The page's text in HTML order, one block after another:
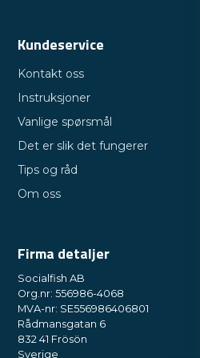
Kundeservice
Kontakt oss
Instruksjoner
Vanlige spørsmål
Det er slik det fungerer
Tips og råd
Om oss
Firma detaljer
Socialfish AB
Org.nr: 556986-4068
MVA-nr: SE556986406801
Rådmansgatan 6
832 41 Frösön
Sverige